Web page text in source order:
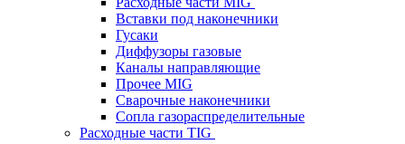
Вставки под наконечники
Гусаки
Диффузоры газовые
Каналы направляющие
Прочее MIG
Сварочные наконечники
Сопла газораспределительные
Расходные части TIG